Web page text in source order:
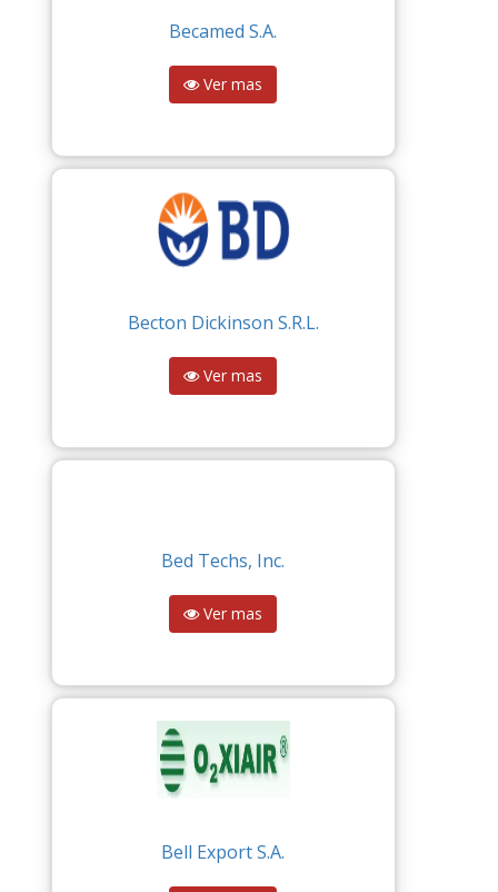
Becamed S.A.
Ver mas
Becton Dickinson S.R.L.
Ver mas
Bed Techs, Inc.
Ver mas
Bell Export S.A.